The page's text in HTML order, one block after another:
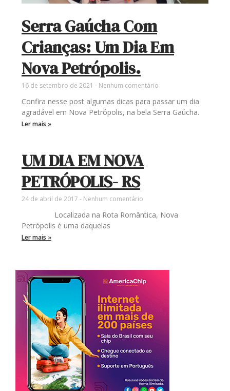
Serra Gaúcha Com
Crianças: Um Dia Em
Nova Petrópolis.
16 de setembro de 2021 Nenhum comentário
Confira nesse post algumas dicas para passar um dia
agradável em Nova Petrópolis, na bela Serra Gaúcha.
Ler mais »
UM DIA EM NOVA
PETRÓPOLIS- RS
24 de abril de 2017 Nenhum comentário
Localizada na Rota Romântica, Nova
Petrópolis é uma daquelas
Ler mais »